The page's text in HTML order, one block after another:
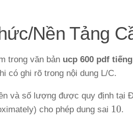
Nền Tảng
trong văn bản ucp 600 pdf
có ghi rõ trong nội dung L/C.
và số lượng được quy định tại
cho phép dung sai 10%
10.